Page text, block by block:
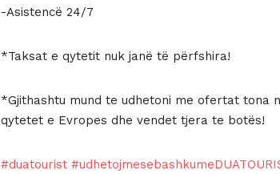
-Asistencë 24/7
*Taksat e qytetit nuk janë të përfshira!
*Gjithashtu mund te udhetoni me ofertat tona
qytetet e Evropes dhe vendet tjera te botës!
#duatourist